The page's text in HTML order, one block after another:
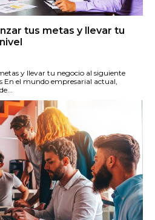
tus metas y llevar tu
y llevar tu negocio al siguiente
En el mundo empresarial actual,